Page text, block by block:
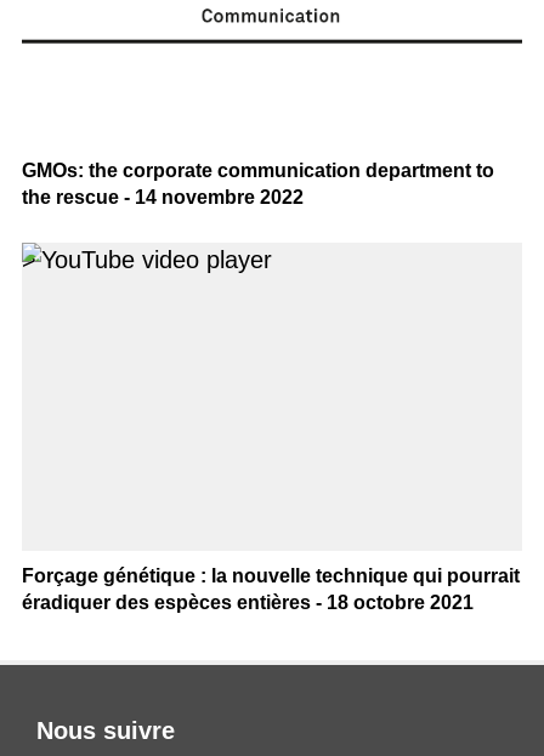
GMOs: the corporate communication department to
the rescue - 14 novembre 2022
>
Forçage génétique : la nouvelle technique qui pourrait
éradiquer des espèces entières - 18 octobre 2021
Nous suivre